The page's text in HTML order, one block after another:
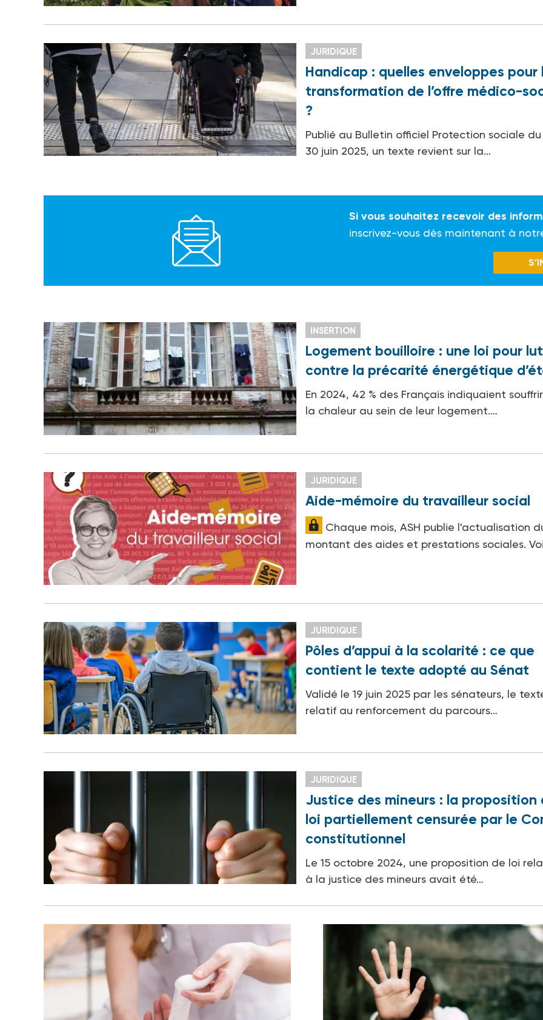
JURIDIQUE
Handicap : quelles enveloppes pour
transformation de l’offre médico-
?
Publié au Bulletin officiel Protection sociale du
30 juin 2025, un texte revient sur la…
Si vous souhaitez recevoir des
inscrivez-vous dès maintenant à
INSERTION
Logement bouilloire : une loi pour
contre la précarité énergétique
En 2024, 42 % des Français indiquaient
la chaleur au sein de leur logement.…
JURIDIQUE
Aide-mémoire du travailleur social
Chaque mois, ASH publie l'actualisation
montant des aides et prestations sociales.
JURIDIQUE
Pôles d’appui à la scolarité : ce que
contient le texte adopté au Sénat
Validé le 19 juin 2025 par les sénateurs, le
relatif au renforcement du parcours…
JURIDIQUE
Justice des mineurs : la proposition
loi partiellement censurée par le
constitutionnel
Le 15 octobre 2024, une proposition de loi
à la justice des mineurs avait été…